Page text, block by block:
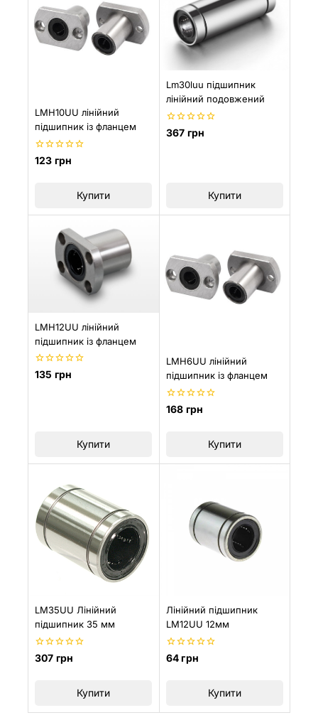
LMH10UU лінійний
підшипник із фланцем
0
123 грн
Купити
Lm30luu підшипник
лінійний подовжений
0
з
367 грн
Купити
LMH12UU лінійний
підшипник із фланцем
0
135 грн
Купити
LMH6UU лінійний
підшипник із фланцем
0
168 грн
Купити
LM35UU Лінійний
підшипник 35 мм
0
з
307 грн
Купити
Лінійний підшипник
LM12UU 12мм
0
з
64грн
Купити